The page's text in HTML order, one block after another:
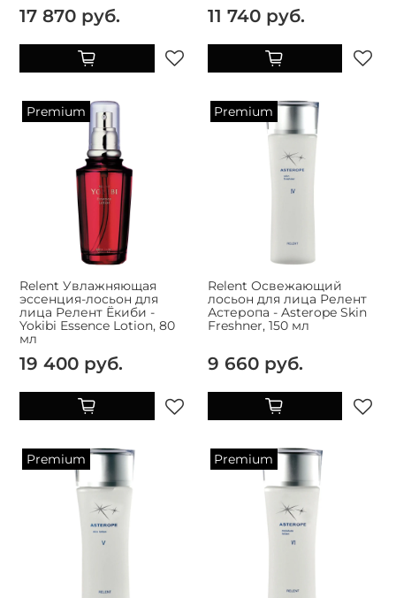
17 870 руб. 11 740 руб.
Premium
Relent Увлажняющая
эссенция-лосьон для
лица Релент Ёкиби -
Yokibi Essence Lotion, 80
мл
19 400 руб.
Premium
Relent Освежающий
лосьон для лица Релент
Астеропа - Asterope Skin
Freshner, 150 мл
9 660 руб.
Premium Premium